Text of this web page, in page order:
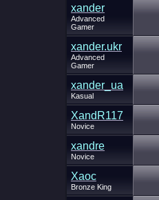
xander
Advanced
Gamer
xander.ukr
Advanced
Gamer
xander_ua
Kasual
XandR117
Novice
xandre
Novice
Xaoc
Bronze King